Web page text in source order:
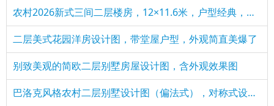
农村2026新式三间二层楼房，12×11.6米，户型经典，造价实惠
二层美式花园洋房设计图，带堂屋户型，外观简直美爆了
别致美观的简欧二层别墅房屋设计图，含外观效果图
巴洛克风格农村二层别墅设计图（偏法式），对称式设计，太讲究